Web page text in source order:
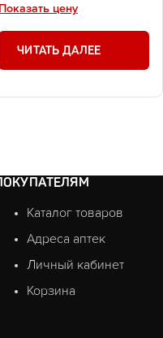
Показать цену
ЧИТАТЬ ДАЛЕЕ
Каталог товаров
Адреса аптек
Личный кабинет
Корзина